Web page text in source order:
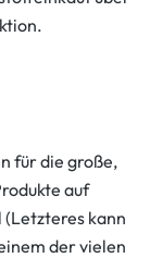
für die große,
auf
(Letzteres kann
der vielen